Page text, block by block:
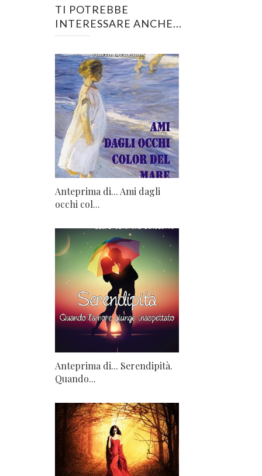
TI POTREBBE
INTERESSARE ANCHE...
Anteprima di... Ami dagli
occhi col...
Anteprima di... Serendipità.
Quando...